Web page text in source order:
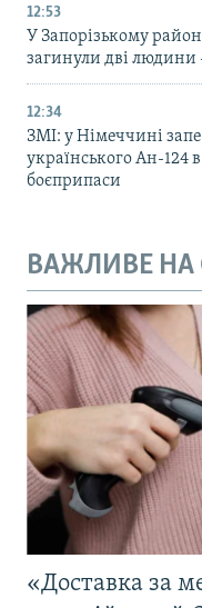
12:53
У Запорізькому
загинули дві людини
12:34
ЗМІ: у Німеччині
українського Ан-124
боєприпаси
ВАЖЛИВЕ НА
«Доставка за